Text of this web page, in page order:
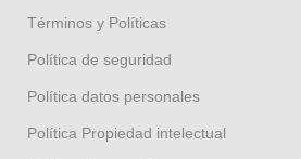
Términos y Políticas
Política de seguridad
Política datos personales
Política Propiedad intelectual